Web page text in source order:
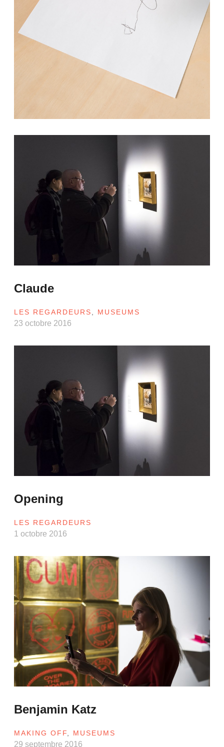
Claude
LES REGARDEURS, MUSEUMS
23 octobre 2016
Opening
LES REGARDEURS
1 octobre 2016
Benjamin Katz
MAKING OFF MUSEUMS
29 septembre 2016